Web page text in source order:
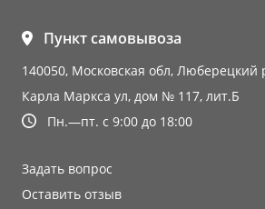
Пункт самовывоза
140050, Московская обл, Люберецкий
Карла Маркса ул, дом № 117, лит.Б
Пн.—пт. с 9:00 до 18:00
Задать вопрос
Оставить отзыв